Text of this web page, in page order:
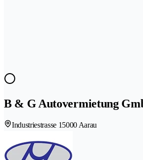
B & G Autovermietung
Industriestrasse 15000 Aarau